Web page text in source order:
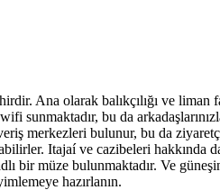
Ana olarak balıkçılığı ve
bu da
merkezleri bulunur, bu da
Itajaí ve cazibeleri
bir müze bulunmaktadır. Ve
hazırlanın.